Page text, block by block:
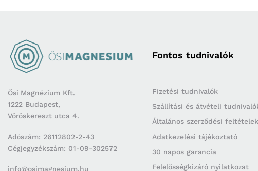
Ősi Magnézium Kft.
1222 Budapest,
Vöröskereszt utca 4.
Adószám: 26112802-2-43
Cégjegyzékszám: 01-09-302572
info@osimagnesium.hu
Fontos tudnivalók
Fizetési tudnivalók
Szállítási és átvételi
Általános szerződési feltételek
Adatkezelési tájékoztató
30 napos garancia
Felelősségkizáró nyilatkozat